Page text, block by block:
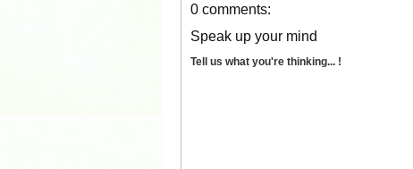
0 comments:
Speak up your mind
Tell us what you're thinking... !